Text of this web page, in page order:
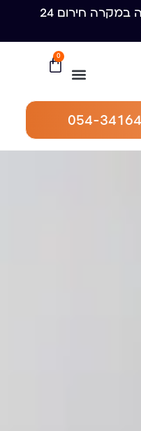
ממוצע 25-30 דקות הגעה במקרה חירום 24
0